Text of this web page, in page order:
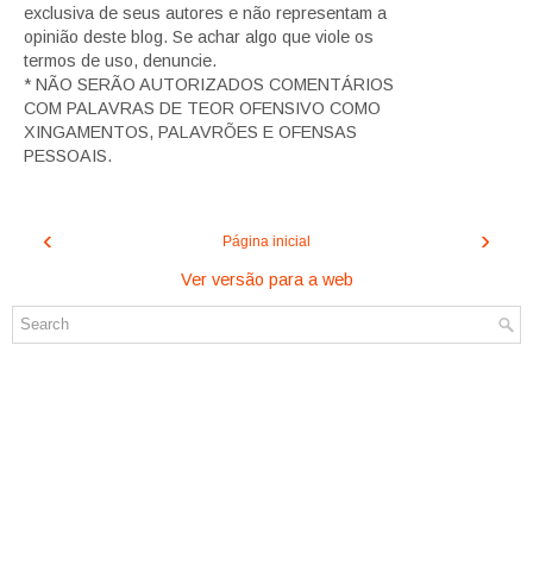
exclusiva de seus autores e não representam a
opinião deste blog. Se achar algo que viole os
termos de uso, denuncie.
* NÃO SERÃO AUTORIZADOS COMENTÁRIOS
COM PALAVRAS DE TEOR OFENSIVO COMO
XINGAMENTOS, PALAVRÕES E OFENSAS
PESSOAIS.
‹ ›
Página inicial
Ver versão para a web